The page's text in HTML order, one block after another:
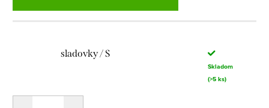
sladovky / S
Skladom
(>5 ks)